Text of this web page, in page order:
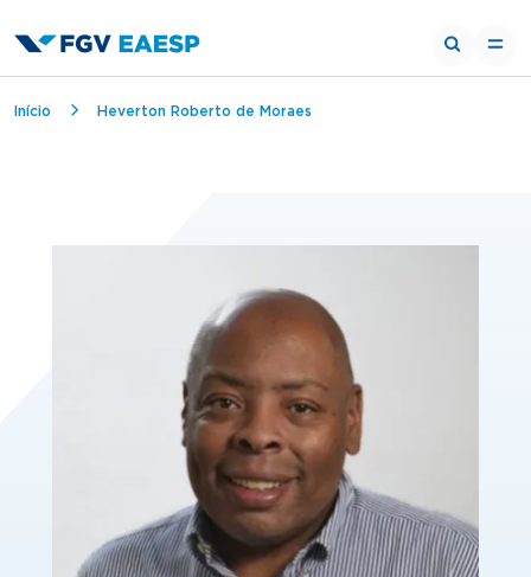
Breadcrumb
Início Heverton Roberto de Moraes